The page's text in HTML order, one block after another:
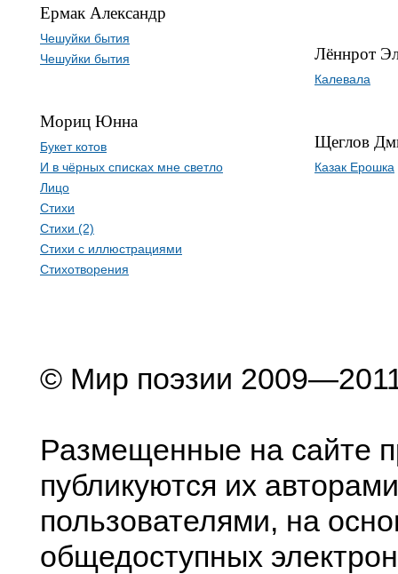
Ермак Александр
Чешуйки бытия
Чешуйки бытия
Мориц Юнна
Букет котов
И в чёрных списках мне светло
Лицо
Стихи
Стихи (2)
Стихи с иллюстрациями
Стихотворения
Лённрот
Калевала
Щеглов
Казак Ерошка
© Мир поэзии
Размещенные на сайте
публикуются их
пользователями, на
общедоступных